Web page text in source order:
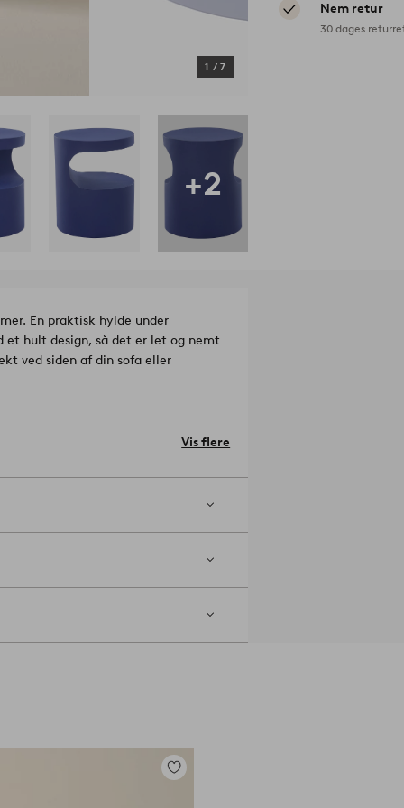
1 / 7
Nem retur
30 dages
+2
En praktisk hylde under
et hult design, så det er let og nemt
ved siden af din sofa eller
eller anden beskyttelse
Vis flere
Tilføj